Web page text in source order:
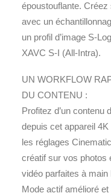
époustouflante.
avec un
un profil d’image S-
XAVC S-I (All-Intra).
UN WORKFLOW
DU CONTENU :
Profitez d’un contenu
depuis cet appareil 4K
les réglages
créatif sur vos photos
vidéo parfaites à
Mode actif amélioré